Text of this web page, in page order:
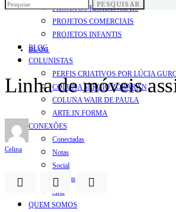
PROJETOS RESIDENCIAIS
PROJETOS COMERCIAIS
PROJETOS INFANTIS
BLOG
COLUNISTAS
PERFIS CRIATIVOS POR LÚCIA
COLUNA SERGIO ZOBARAN
COLUNA WAIR DE PAULA
ARTE.IN.FORMA
CONEXÕES
Conectadas
Notas
Social
Mostras
Arte
QUEM SOMOS
PESQUISAR
BLOG
Linha de móveis
Celina